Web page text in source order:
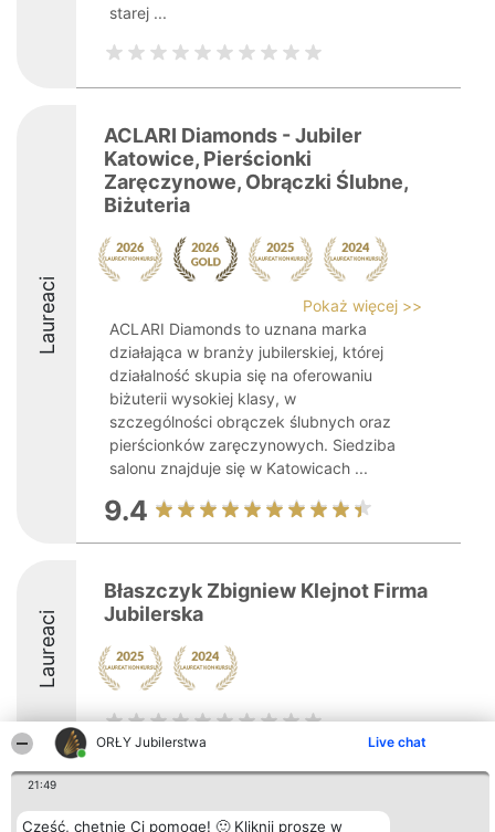
ORŁY Jubilerstwa Live chat
21:49
Cześć, chętnie Ci pomogę! 🙂 Kliknij proszę w
starej ...
Laureaci
ACLARI Diamonds - Jubiler
Katowice, Pierścionki
Zaręczynowe, Obrączki Ślubne,
Biżuteria
Pokaż więcej >>
ACLARI Diamonds to uznana marka
działająca w branży jubilerskiej, której
działalność skupia się na oferowaniu
biżuterii wysokiej klasy, w
szczególności obrączek ślubnych oraz
pierścionków zaręczynowych. Siedziba
salonu znajduje się w Katowicach ...
9.4
Laureaci
Błaszczyk Zbigniew Klejnot Firma
Jubilerska
Bright Side Solutions sp. z o.